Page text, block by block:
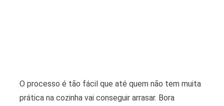
O processo é tão fácil que até quem não tem muita
prática na cozinha vai conseguir arrasar. Bora